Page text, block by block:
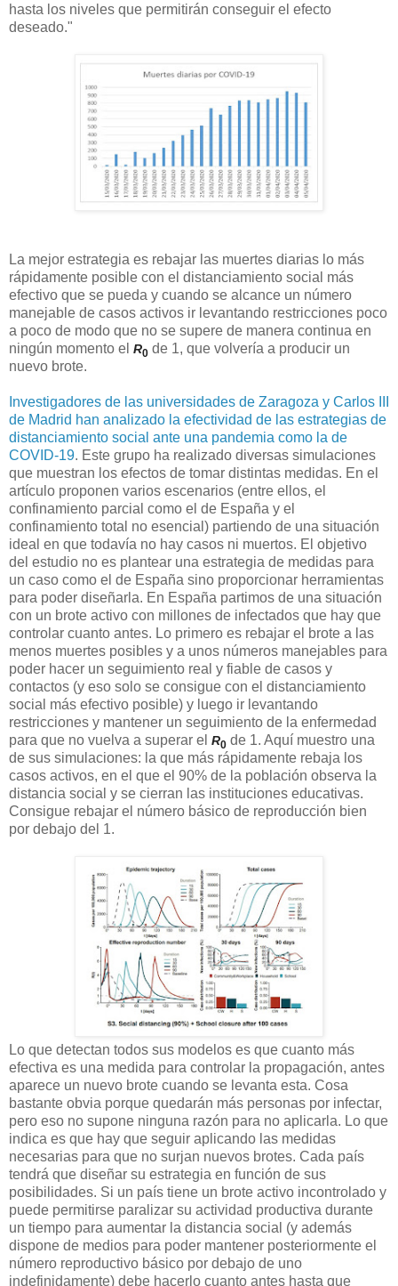
hasta los niveles que permitirán conseguir el efecto
deseado."
La mejor estrategia es rebajar las muertes diarias lo más
rápidamente posible con el distanciamiento social más
efectivo que se pueda y cuando se alcance un número
manejable de casos activos ir levantando restricciones poco
a poco de modo que no se supere de manera continua en
ningún momento el R0 de 1, que volvería a producir un
nuevo brote.
Investigadores de las universidades de Zaragoza y Carlos III
de Madrid han analizado la efectividad de las estrategias de
distanciamiento social ante una pandemia como la de
COVID-19. Este grupo ha realizado diversas simulaciones
que muestran los efectos de tomar distintas medidas. En el
artículo proponen varios escenarios (entre ellos, el
confinamiento parcial como el de España y el
confinamiento total no esencial) partiendo de una situación
ideal en que todavía no hay casos ni muertos. El objetivo
del estudio no es plantear una estrategia de medidas para
un caso como el de España sino proporcionar herramientas
para poder diseñarla. En España partimos de una situación
con un brote activo con millones de infectados que hay que
controlar cuanto antes. Lo primero es rebajar el brote a las
menos muertes posibles y a unos números manejables para
poder hacer un seguimiento real y fiable de casos y
contactos (y eso solo se consigue con el distanciamiento
social más efectivo posible) y luego ir levantando
restricciones y mantener un seguimiento de la enfermedad
para que no vuelva a superar el R0 de 1. Aquí muestro una
de sus simulaciones: la que más rápidamente rebaja los
casos activos, en el que el 90% de la población observa la
distancia social y se cierran las instituciones educativas.
Consigue rebajar el número básico de reproducción bien
por debajo del 1.
Lo que detectan todos sus modelos es que cuanto más
efectiva es una medida para controlar la propagación, antes
aparece un nuevo brote cuando se levanta esta. Cosa
bastante obvia porque quedarán más personas por infectar,
pero eso no supone ninguna razón para no aplicarla. Lo que
indica es que hay que seguir aplicando las medidas
necesarias para que no surjan nuevos brotes. Cada país
tendrá que diseñar su estrategia en función de sus
posibilidades. Si un país tiene un brote activo incontrolado y
puede permitirse paralizar su actividad productiva durante
un tiempo para aumentar la distancia social (y además
dispone de medios para poder mantener posteriormente el
número reproductivo básico por debajo de uno
indefinidamente) debe hacerlo cuanto antes hasta que